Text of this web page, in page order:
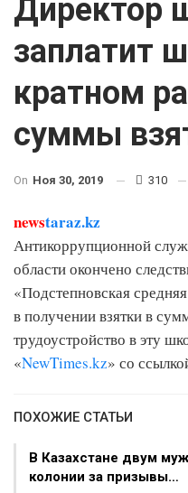
Директор
заплатит
кратном
суммы
On Ноя 30, 2019 310
newstaraz.kz
Антикоррупционной
области окончено
«Подстепновская
в получении взятки в
трудоустройство в эту
«NewTimes.kz» со
ПОХОЖИЕ СТАТЬИ
В Казахстане двум
колонии за призывы…